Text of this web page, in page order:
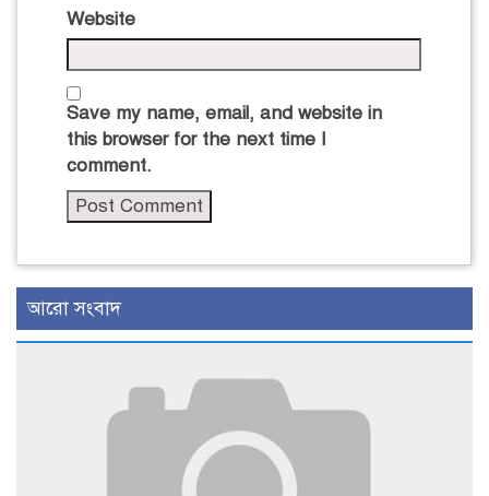
Website
Save my name, email, and website in
this browser for the next time I
comment.
আরো সংবাদ